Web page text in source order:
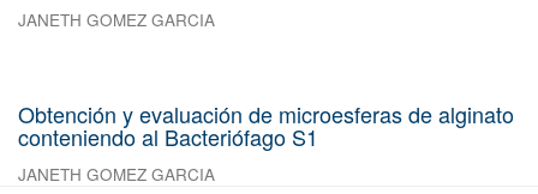
JANETH GOMEZ GARCIA
Obtención y evaluación de microesferas de alginato
conteniendo al Bacteriófago S1
JANETH GOMEZ GARCIA